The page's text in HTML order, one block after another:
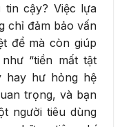
cậy? Việc lựa
chỉ đảm bảo vấn
để mà còn giúp
“tiền mất tật
hay hư hỏng hệ
trọng, và bạn
người tiêu dùng